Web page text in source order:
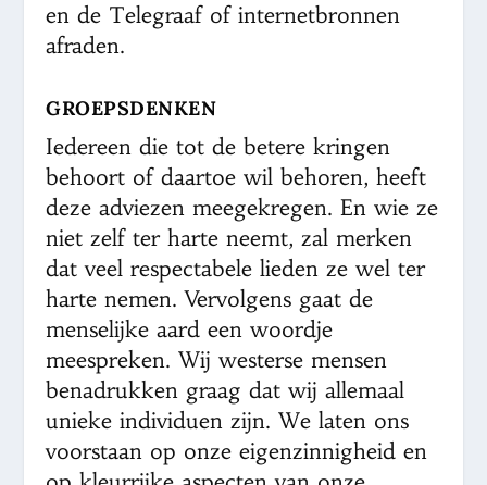
en de Telegraaf of internetbronnen
afraden.
GROEPSDENKEN
Iedereen die tot de betere kringen
behoort of daartoe wil behoren, heeft
deze adviezen meegekregen. En wie ze
niet zelf ter harte neemt, zal merken
dat veel respectabele lieden ze wel ter
harte nemen. Vervolgens gaat de
menselijke aard een woordje
meespreken. Wij westerse mensen
benadrukken graag dat wij allemaal
unieke individuen zijn. We laten ons
voorstaan op onze eigenzinnigheid en